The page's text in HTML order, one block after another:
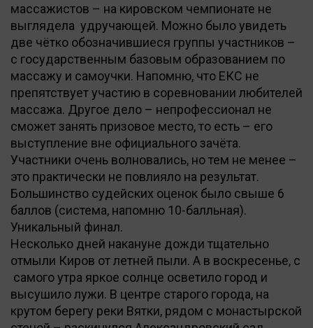
массажистов – на кировском чемпионате не
выглядела удручающей. Можно было увидеть
две чётко обозначившиеся группы участников –
с государственным базовым образованием по
массажу и самоучки. Напомню, что ЕКС не
препятствует участию в соревновании любителей
массажа. Другое дело – непрофессионал не
сможет занять призовое место, то есть – его
выступление вне официального зачёта.
Участники очень волновались, но тем не менее –
это практически не повлияло на результат.
Большинство судейских оценок было свыше 6
баллов (система, напомню 10-балльная).
Уникальный финал.
Несколько дней накануне дожди тщательно
отмыли Киров от летней пыли. А в воскресенье, с
самого утра яркое солнце осветило город и
высушило лужи. В центре старого города, на
крутом берегу реки Вятки, рядом с монастырской